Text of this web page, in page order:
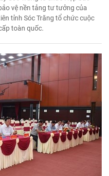
vệ nền tảng tư tưởng của
tỉnh Sóc Trăng tổ chức cuộc
toàn quốc.